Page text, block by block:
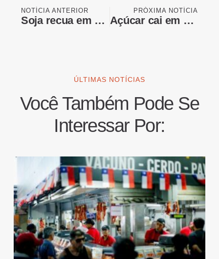
NOTÍCIA ANTERIOR
Soja recua em Chicago com atenção ao relatório do USDA e à China
PRÓXIMA NOTÍCIA
Açúcar cai em Nova York com queda do petróleo e pressão sobre etanol
ÚLTIMAS NOTÍCIAS
Você Também Pode Se
Interessar Por: